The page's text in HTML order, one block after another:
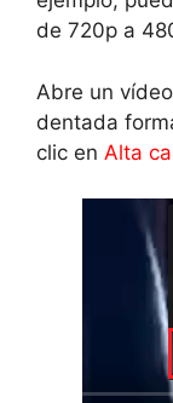
de 720p a
Abre un
dentada
clic en Alta